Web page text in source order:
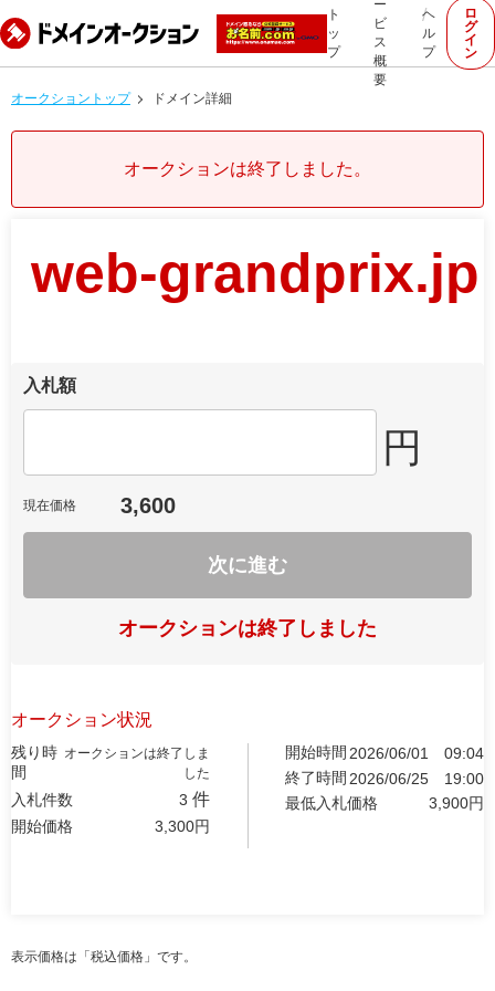
ト
ッ
プ
ー
ビ
ス
概
要
ヘ
ル
プ
ロ
グ
イ
ン
オークショントップ ドメイン詳細
オークションは終了しました。
web-grandprix.jp
入札額
円
現在価格 3,600
次に進む
オークションは終了しました
オークション状況
残り時
間
オークションは終了しま
した
入札件数 3 件
開始価格 3,300円
開始時間 2026/06/01
09:04
終了時間 2026/06/25
19:00
最低入札価格
3,900円
表示価格は「税込価格」です。